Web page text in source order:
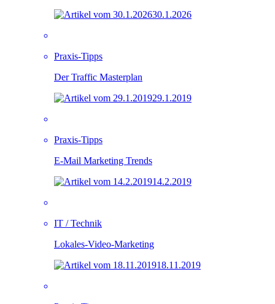
30.1.2026
Praxis-Tipps
Der Traffic Masterplan
29.1.2019
Praxis-Tipps
E-Mail Marketing Trends
14.2.2019
IT / Technik
Lokales-Video-Marketing
18.11.2019